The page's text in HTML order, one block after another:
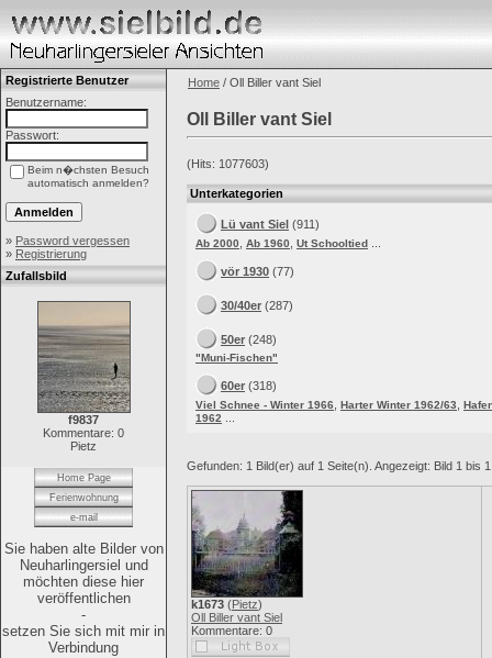
Registrierte Benutzer
Benutzername:
Passwort:
Beim n�chsten Besuch
automatisch anmelden?
» Password vergessen
» Registrierung
Zufallsbild
f9837
Kommentare: 0
Pietz
Home Page
Ferienwohnung
e-mail
Sie haben alte Bilder von
Neuharlingersiel und
möchten diese hier
veröffentlichen
-
setzen Sie sich mit mir in
Verbindung
Home / Oll Biller vant Siel
Oll Biller vant Siel
(Hits: 1077603)
Unterkategorien
Lü vant Siel (911)
Ab 2000 Ab 1960 Ut Schooltied
vör 1930 (77)
30/40er (287)
50er (248)
"Muni-Fischen"
60er (318)
Viel Schnee - Winter 1966 Harter Winter 1962/63
1962
Gefunden: 1 Bild(er) auf 1 Seite(n). Angezeigt: Bild 1 bis
k1673 (Pietz)
Oll Biller vant Siel
Kommentare: 0